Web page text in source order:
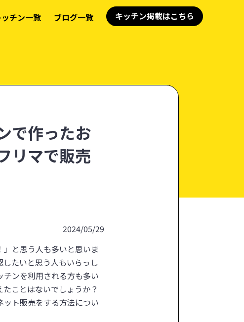
チン一覧 ブログ一覧 キッチン掲載はこちら
で作ったお
リマで販売
2024/05/29
と思う人も多いと思いま
たいと思う人もいらっし
ンを利用される方も多い
ことはないでしょうか？
ト販売をする方法につい